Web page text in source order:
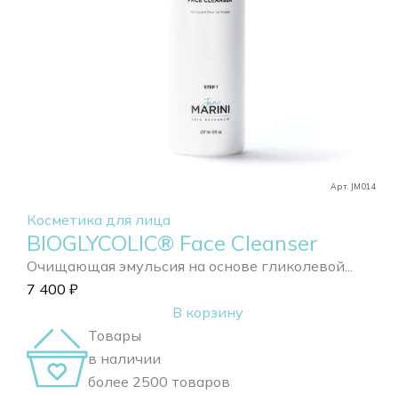
Арт. JM014
Косметика для лица
BIOGLYCOLIC® Face Cleanser
Очищающая эмульсия на основе гликолевой...
7 400 ₽
В корзину
Товары
в наличии
более 2500 товаров